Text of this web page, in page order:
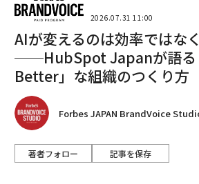
2026.07.31 11:00
AIが変えるのは効率ではな
──HubSpot Japanが語る
Better」な組織のつくり方
Forbes JAPAN BrandVoice
著者フォロー 記事を保存